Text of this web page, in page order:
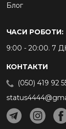
Блог
ЧАСИ РОБОТИ:
9:00 - 20:00. 7
КОНТАКТИ
(050) 419 92